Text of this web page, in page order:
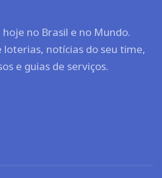
no Brasil e no Mundo.
notícias do seu time,
e guias de serviços.